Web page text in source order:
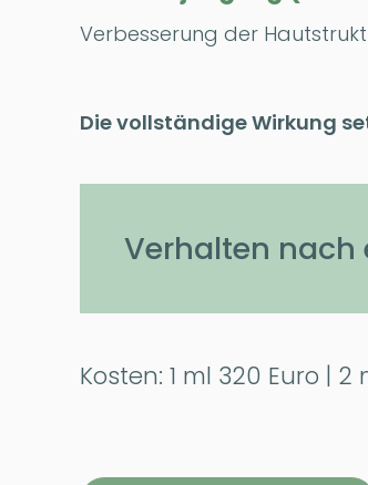
Verbesserung der
Die vollständige Wirkung
Verhalten nach
Kosten: 1 ml 320 Euro | 2